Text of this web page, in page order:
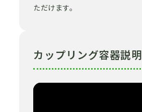
ただけます。
カップリング容器説明